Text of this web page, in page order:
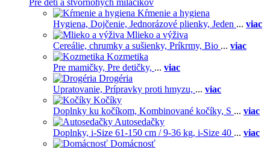
Pre deti a štvornohých miláčikov
Kŕmenie a hygiena
Hygiena, Dojčenie, Jednorázové plienky, Jeden ... viac
Mlieko a výživa
Cereálie, chrumky a sušienky, Príkrmy, Bio ... viac
Kozmetika
Pre mamičky, Pre detičky, ... viac
Drogéria
Upratovanie, Prípravky proti hmyzu, ... viac
Kočíky
Doplnky ku kočíkom, Kombinované kočíky, S ... viac
Autosedačky
Doplnky, i-Size 61-150 cm / 9-36 kg, i-Size 40 ... viac
Domácnosť